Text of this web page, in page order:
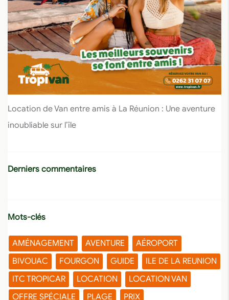
Location de Van entre amis à La Réunion : Une aventure
inoubliable sur l’île
Derniers commentaires
Mots-clés
AMÉNAGEMENT AVENTURE
AÉROPORT
BIVOUAC
FOURGON GUIDE
ILE DE LA REUNION
ITC TROPICAR
LOCATION
LOCATION VAN
OFFRE SPÉCIALE
PLAGE
PRIX